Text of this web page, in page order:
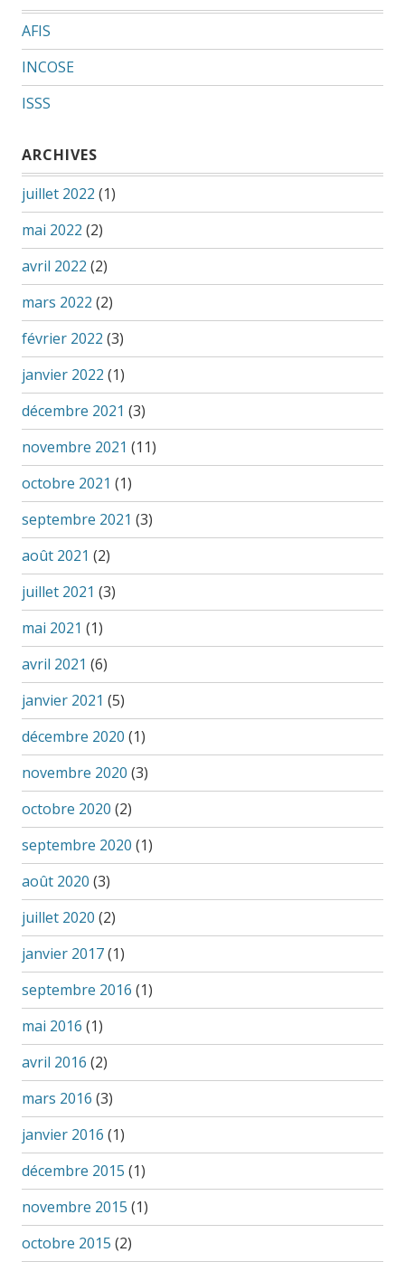
AFIS
INCOSE
ISSS
ARCHIVES
juillet 2022 (1)
mai 2022 (2)
avril 2022 (2)
mars 2022 (2)
février 2022 (3)
janvier 2022 (1)
décembre 2021 (3)
novembre 2021 (11)
octobre 2021 (1)
septembre 2021 (3)
août 2021 (2)
juillet 2021 (3)
mai 2021 (1)
avril 2021 (6)
janvier 2021 (5)
décembre 2020 (1)
novembre 2020 (3)
octobre 2020 (2)
septembre 2020 (1)
août 2020 (3)
juillet 2020 (2)
janvier 2017(1)
septembre 2016 (1)
mai 2016 (1)
avril 2016 (2)
mars 2016 (3)
janvier 2016 (1)
décembre 2015 (1)
novembre 2015 (1)
octobre 2015 (2)